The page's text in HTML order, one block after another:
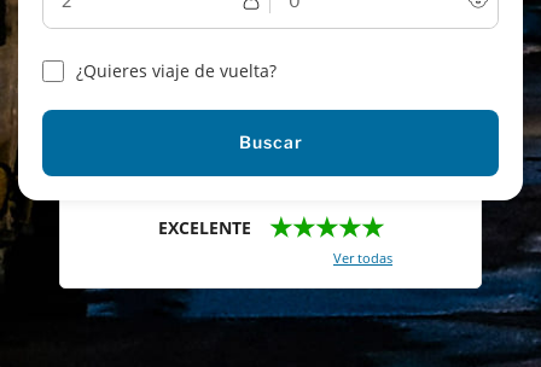
¿Quieres viaje de vuelta?
Buscar
EXCELENTE ★★★★★
Ver todas